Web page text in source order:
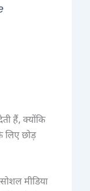
हैं, क्योंकि
लिए छोड़
मीडिया